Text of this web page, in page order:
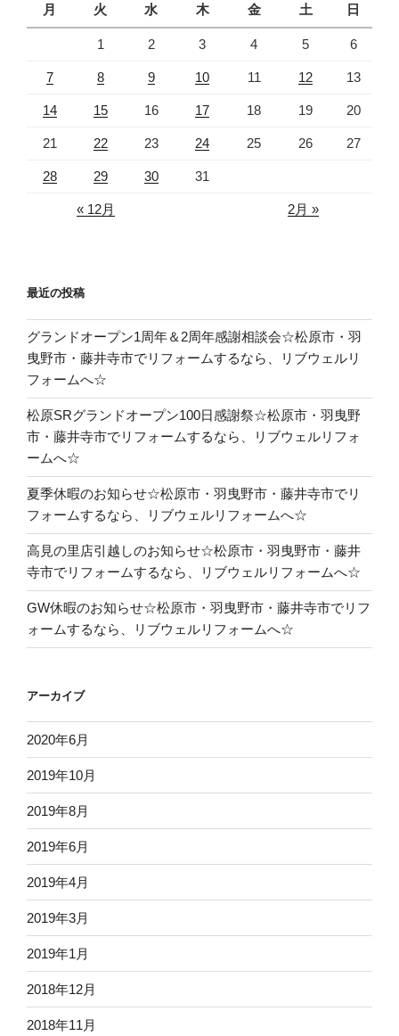
ジ
月
火 水 木 金 土 日
1 2 3 4 5 6
7 8 9 10 11 12 13
14 15 16 17 18 19 20
21 22 23 24 25 26 27
28 29 30 31
« 12月 2月 »
最近の投稿
グランドオープン1周年＆2周年感謝相談会☆松原市・羽
曳野市・藤井寺市でリフォームするなら、リブウェルリ
フォームへ☆
松原SRグランドオープン100日感謝祭☆松原市・羽曳野
市・藤井寺市でリフォームするなら、リブウェルリフォ
ームへ☆
夏季休暇のお知らせ☆松原市・羽曳野市・藤井寺市でリ
フォームするなら、リブウェルリフォームへ☆
高見の里店引越しのお知らせ☆松原市・羽曳野市・藤井
寺市でリフォームするなら、リブウェルリフォームへ☆
GW休暇のお知らせ☆松原市・羽曳野市・藤井寺市でリフ
ォームするなら、リブウェルリフォームへ☆
アーカイブ
2020年6月
2019年10月
2019年8月
2019年6月
2019年4月
2019年3月
2019年1月
2018年12月
2018年11月